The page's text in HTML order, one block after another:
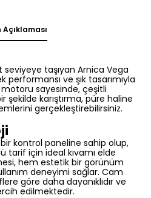
Açıklaması
taşıyan Arnica Vega
performansı ve şık tasarımıyla
sayesinde, çeşitli
şekilde karıştırma, püre haline
gerçekleştirebilirsiniz.
kontrol paneline sahip olup,
tarif için ideal kıvamı elde
hem estetik bir görünüm
deneyimi sağlar. Cam
göre daha dayanıklıdır ve
edilmektedir.